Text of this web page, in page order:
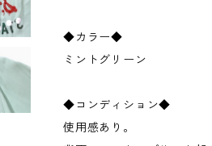
◆カラー◆
ミントグリーン
◆コンディション◆
使用感あり。